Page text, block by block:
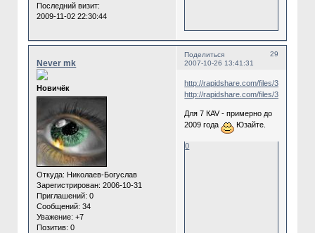
Последний визит:
2009-11-02 22:30:44
Поделиться
29
2007-10-26 13:41:31
Never mk
Новичёк
Откуда: Николаев-Богуслав
Зарегистрирован: 2006-10-31
Приглашений: 0
Сообщений: 34
Уважение: +7
Позитив: 0
http://rapidshare.com/files/33614480/
http://rapidshare.com/files/33621838/
Для 7 КAV - примерно до
2009 года
Юзайте.
0